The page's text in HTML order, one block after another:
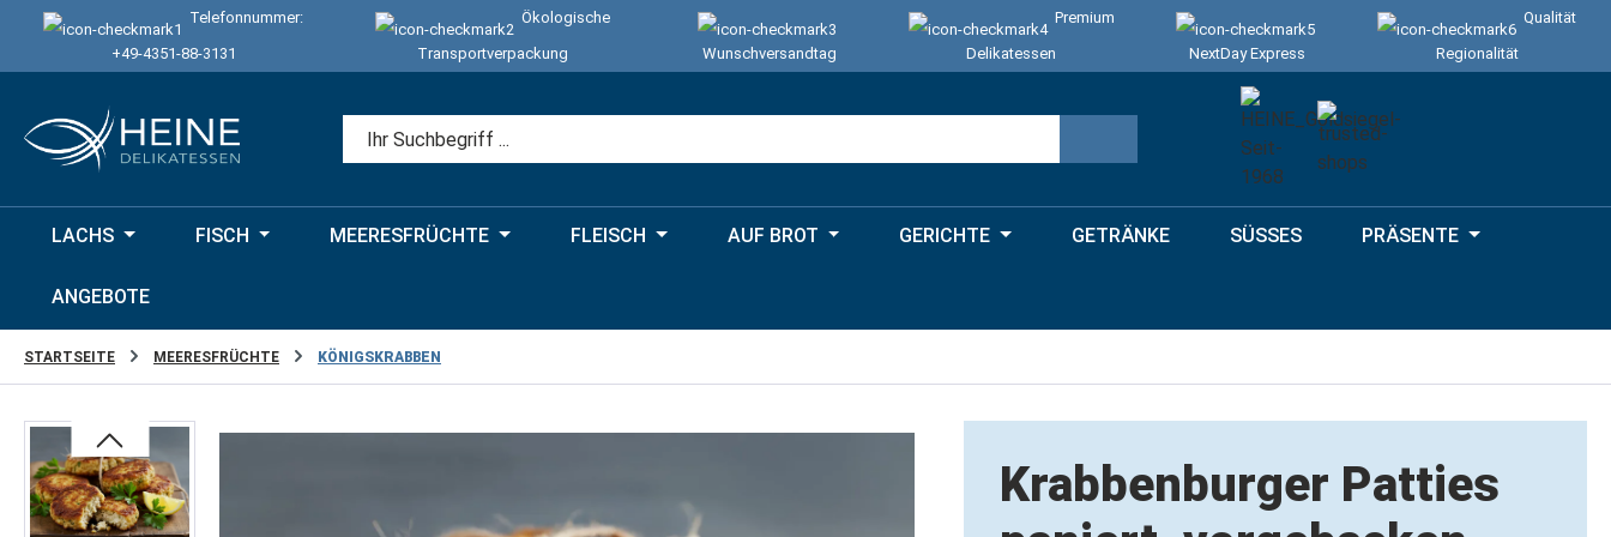
Hauptinhalt springen
Zur Suche springen
Zur Hauptnavigation springen
Telefonnummer:
+49-4351-88-3131
Ökologische
Transportverpackung
Wunschversandtag
Premium
Delikatessen
NextDay Express
Qualität
Regionalität
LACHS FISCH MEERESFRÜCHTE FLEISCH AUF BROT GERICHTE GETRÄNKE SÜSSES PRÄSENTE
ANGEBOTE
STARTSEITE MEERESFRÜCHTE KÖNIGSKRABBEN
Bildergalerie überspringen
Krabbenburger Patties